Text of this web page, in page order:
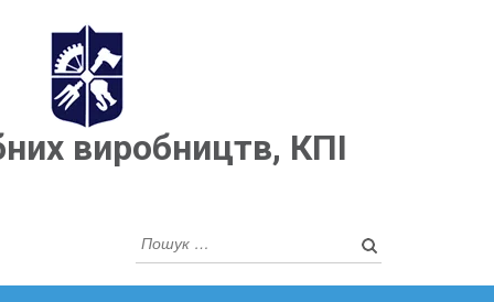
виробництв, КПІ
Пошук: